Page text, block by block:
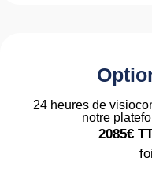
24 heures de
notre
2085€